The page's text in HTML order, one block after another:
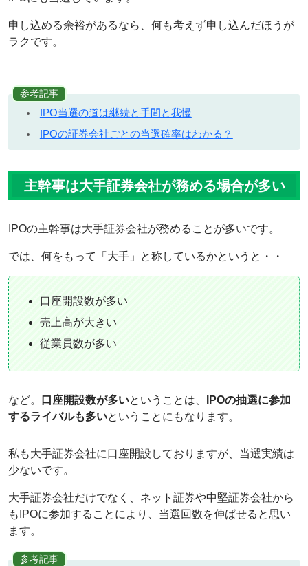
申し込める余裕があるなら、何も考えず申し込んだほうが
ラクです。
参考記事
IPO当選の道は継続と手間と我慢
IPOの証券会社ごとの当選確率はわかる？
主幹事は大手証券会社が務める場合が多い
IPOの主幹事は大手証券会社が務めることが多いです。
では、何をもって「大手」と称しているかというと・・
口座開設数が多い
売上高が大きい
従業員数が多い
など。 口座開設数が多いということは、
IPOの抽選に参加
するライバルも多いということにもなります。
私も大手証券会社に口座開設しておりますが、当選実績は
少ないです。
大手証券会社だけでなく、ネット証券や中堅証券会社から
もIPOに参加することにより、当選回数を伸ばせると思い
ます。
参考記事